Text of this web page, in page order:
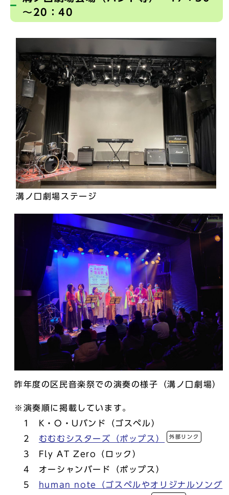
～20：40
溝ノ口劇場ステージ
昨年度の区民音楽祭での演奏の様子（溝ノ口劇場）
※演奏順に掲載しています。
1 K・O・Uバンド（ゴスペル）
2 むむむシスターズ（ポップス） 外部リンク
3 Fly AT Zero（ロック）
4 オーシャンバード（ポップス）
5
human note（ゴスペルやオリジナルソング